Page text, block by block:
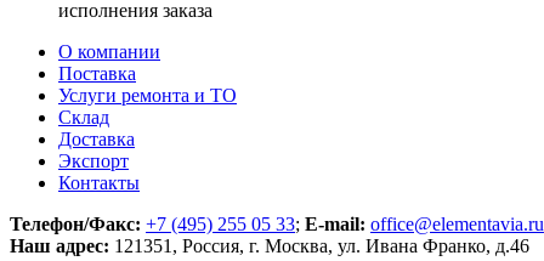
исполнения заказа
О компании
Поставка
Услуги ремонта и ТО
Склад
Доставка
Экспорт
Контакты
Телефон/Факс: +7 (495) 255 05 33; E-mail: office@elementavia.ru
Наш адрес: 121351, Россия, г. Москва, ул. Ивана Франко, д.46